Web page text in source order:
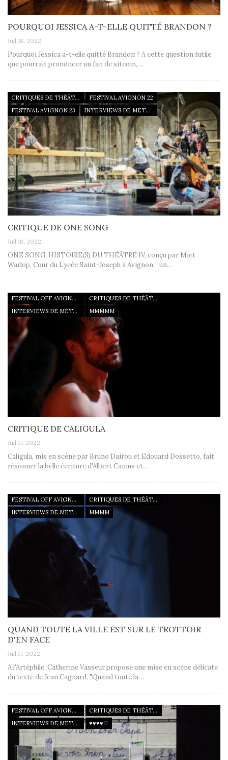
POURQUOI JESSICA A-T-ELLE QUITTÉ BRANDON ?
Juil 18, 2022
Pourquoi Jessica a-t-elle quitté Brandon ? A cette question futile
que pourrait prononcer un fan de sitcom,…
CRITIQUES DE THÉÂTRE
FESTIVAL AVIGNON 22
FESTIVAL AVIGNON 23
INTERVIEWS DE METTEURS EN SCÈNE
CRITIQUE DE ONE SONG
Juil 18, 2022
ONE SONG, HISTOIRE(S) DU THÉÂTRE IV, conçu par Miet
Warlop, Cour du Lycée Saint-Joseph à Avignon, : un…
FESTIVAL OFF AVIGNON 22
CRITIQUES DE THÉÂTRE
INTERVIEWS DE METTEURS EN SCÈNE
MMMMM
CRITIQUE DE CALIGULA
Juil 17, 2022
Caligula, mis en scène par Bruno Dairou et Edouard Dossetto, fait
résonner la belle écriture d'Albert Camus et…
FESTIVAL OFF AVIGNON 22
CRITIQUES DE THÉÂTRE
INTERVIEWS DE METTEURS EN SCÈNE
MMMM
QUAND TOUTE LA VILLE EST SUR LE TROTTOIR
D'EN FACE
Juil 17, 2022
A l'Artéphile, Catherine Vasseur propose une mise en scène délicate
du texte de Jean Cagnard, "Quand toute la…
FESTIVAL OFF AVIGNON 22
CRITIQUES DE THÉÂTRE
INTERVIEWS DE METTEURS EN SCÈNE
♥♥♥♥♡